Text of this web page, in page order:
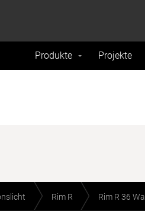
Produkte Projekte
Rim R Rim R 36 Wall